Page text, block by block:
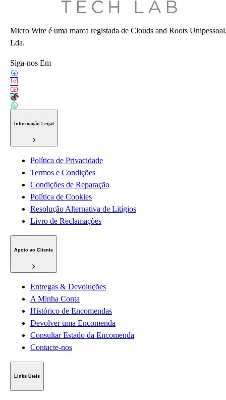
Micro Wire é uma marca registada de Clouds and Roots
Lda.
Siga-nos Em
Informação Legal
Política de Privacidade
Termos e Condições
Condições de Reparação
Política de Cookies
Resolução Alternativa de Litígios
Livro de Reclamações
Apoio ao Cliente
Entregas & Devoluções
A Minha Conta
Histórico de Encomendas
Devolver uma Encomenda
Consultar Estado da Encomenda
Contacte-nos
Links Úteis